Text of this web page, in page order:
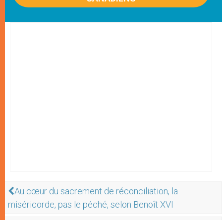
Au cœur du sacrement de réconciliation, la
miséricorde, pas le péché, selon Benoît XVI